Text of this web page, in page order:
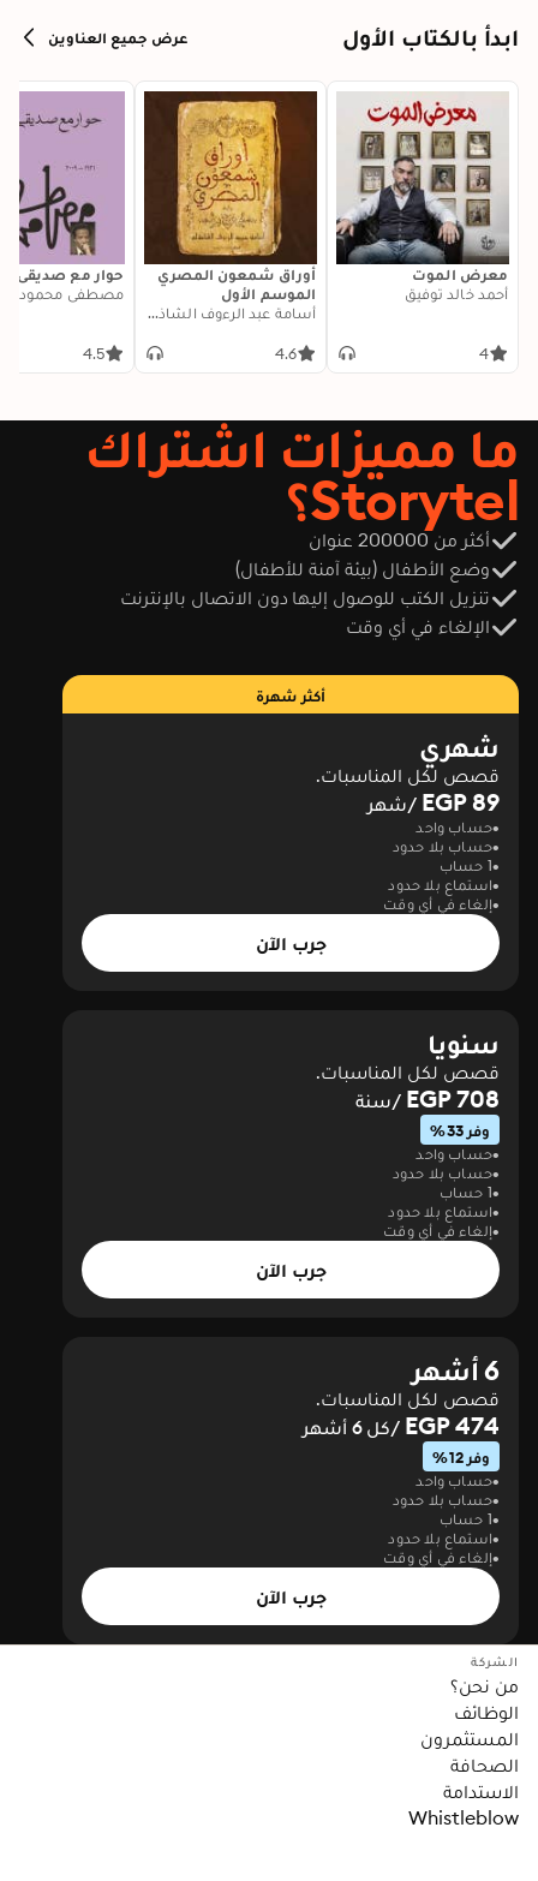
ابدأ بالكتاب الأول عرض جميع العناوين
معرض الموت
أحمد خالد توفيق
4
أوراق شمعون المصري
الموسم الأول
أسامة عبد الرءوف الشاذلي
4.6
حوار مع صديقي
مصطفى محمود
4.5
ما مميزات اشتراك
Storytel؟
أكثر من 200000 عنوان
وضع الأطفال (بيئة آمنة للأطفال)
تنزيل الكتب للوصول إليها دون الاتصال بالإنترنت
الإلغاء في أي وقت
أكثر شهرة
شهري
قصص لكل المناسبات.
89 EGP /شهر
حساب واحد
حساب بلا حدود
1 حساب
استماع بلا حدود
إلغاء في أي وقت
جرب الآن
سنويا
قصص لكل المناسبات.
708 EGP /سنة
وفر 33%
حساب واحد
حساب بلا حدود
1 حساب
استماع بلا حدود
إلغاء في أي وقت
جرب الآن
6 أشهر
قصص لكل المناسبات.
474 EGP /كل 6 أشهر
وفر 12%
حساب واحد
حساب بلا حدود
1 حساب
استماع بلا حدود
إلغاء في أي وقت
جرب الآن
الشركة
من نحن؟
الوظائف
المستثمرون
الصحافة
الاستدامة
Whistleblow